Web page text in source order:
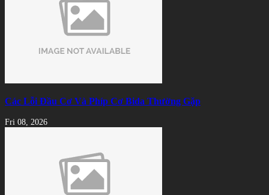
Các Lỗi Đầu Cơ Và Phíp Cơ Bida Thường Gặp
Fri 08, 2026